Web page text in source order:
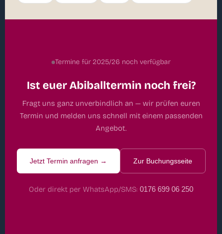
Termine für 2025/26 noch verfügbar
Ist euer Abiballtermin noch frei?
Fragt uns ganz unverbindlich an — wir prüfen euren
Termin und melden uns schnell mit einem passenden
Angebot.
Jetzt Termin anfragen → Zur Buchungsseite
Oder direkt per WhatsApp/SMS: 0176 699 06 250